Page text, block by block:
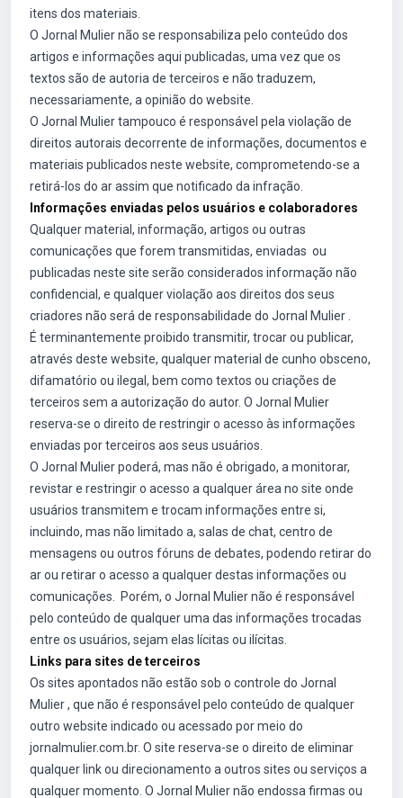
itens dos materiais.
O Jornal Mulier não se responsabiliza pelo conteúdo dos
artigos e informações aqui publicadas, uma vez que os
textos são de autoria de terceiros e não traduzem,
necessariamente, a opinião do website.
O Jornal Mulier tampouco é responsável pela violação de
direitos autorais decorrente de informações, documentos e
materiais publicados neste website, comprometendo-se a
retirá-los do ar assim que notificado da infração.
Informações enviadas pelos usuários e colaboradores
Qualquer material, informação, artigos ou outras
comunicações que forem transmitidas, enviadas ou
publicadas neste site serão considerados informação não
confidencial, e qualquer violação aos direitos dos seus
criadores não será de responsabilidade do Jornal Mulier .
É terminantemente proibido transmitir, trocar ou publicar,
através deste website, qualquer material de cunho obsceno,
difamatório ou ilegal, bem como textos ou criações de
terceiros sem a autorização do autor. O Jornal Mulier
reserva-se o direito de restringir o acesso às informações
enviadas por terceiros aos seus usuários.
O Jornal Mulier poderá, mas não é obrigado, a monitorar,
revistar e restringir o acesso a qualquer área no site onde
usuários transmitem e trocam informações entre si,
incluindo, mas não limitado a, salas de chat, centro de
mensagens ou outros fóruns de debates, podendo retirar do
ar ou retirar o acesso a qualquer destas informações ou
comunicações. Porém, o Jornal Mulier não é responsável
pelo conteúdo de qualquer uma das informações trocadas
entre os usuários, sejam elas lícitas ou ilícitas.
Links para sites de terceiros
Os sites apontados não estão sob o controle do Jornal
Mulier , que não é responsável pelo conteúdo de qualquer
outro website indicado ou acessado por meio do
jornalmulier.com.br. O site reserva-se o direito de eliminar
qualquer link ou direcionamento a outros sites ou serviços a
qualquer momento. O Jornal Mulier não endossa firmas ou